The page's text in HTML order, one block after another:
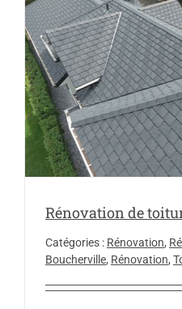
Rénovation de
Catégories : Rénovation,
Boucherville, Rénovation,